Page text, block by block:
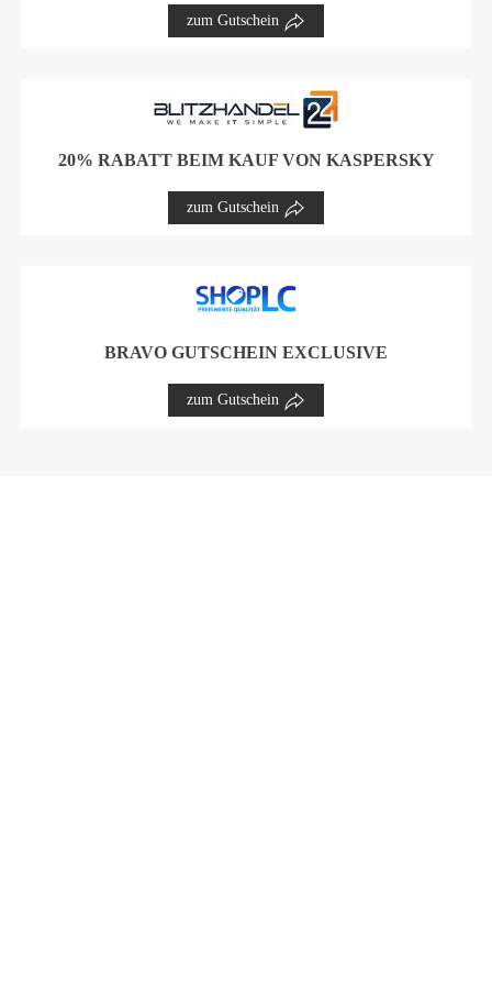
zum Gutschein
20% RABATT BEIM KAUF VON KASPERSKY
zum Gutschein
BRAVO GUTSCHEIN EXCLUSIVE
zum Gutschein